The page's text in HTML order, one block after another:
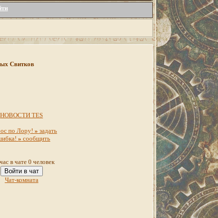
Свитков
НОВОСТИ TES
по Лору!» задать
» сообщить
в чате 0 человек
Войти в чат
Чат-комната